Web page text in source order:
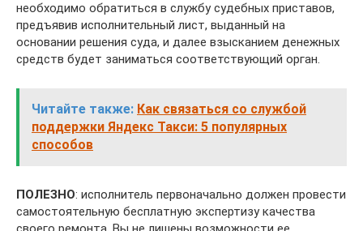
необходимо обратиться в службу судебных приставов,
предъявив исполнительный лист, выданный на
основании решения суда, и далее взысканием денежных
средств будет заниматься соответствующий орган.
Читайте также: Как связаться со службой
поддержки Яндекс Такси: 5 популярных
способов
ПОЛЕЗНО: исполнитель первоначально должен провести
самостоятельную бесплатную экспертизу качества